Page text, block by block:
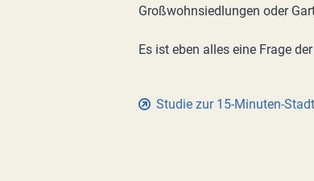
Großwohnsiedlungen oder
Es ist eben alles eine Frage
Studie zur 15-Minuten-